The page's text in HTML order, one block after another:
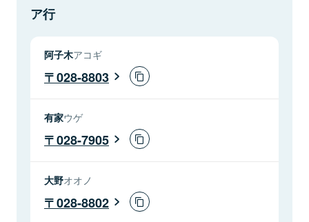
ア行
阿子木アコギ
028-8803
有家ウゲ
028-7905
大野オオノ
028-8802